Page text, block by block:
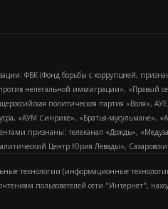
ФБК (Фонд борьбы с коррупцией,
нелегальной иммиграции»,
политическая партия
«АУМ Синрике», «Братья-
признаны: телеканал «Дождь»,
Центр Юрия Левады»,
технологии (информационные
пользователей сети "Интернет",